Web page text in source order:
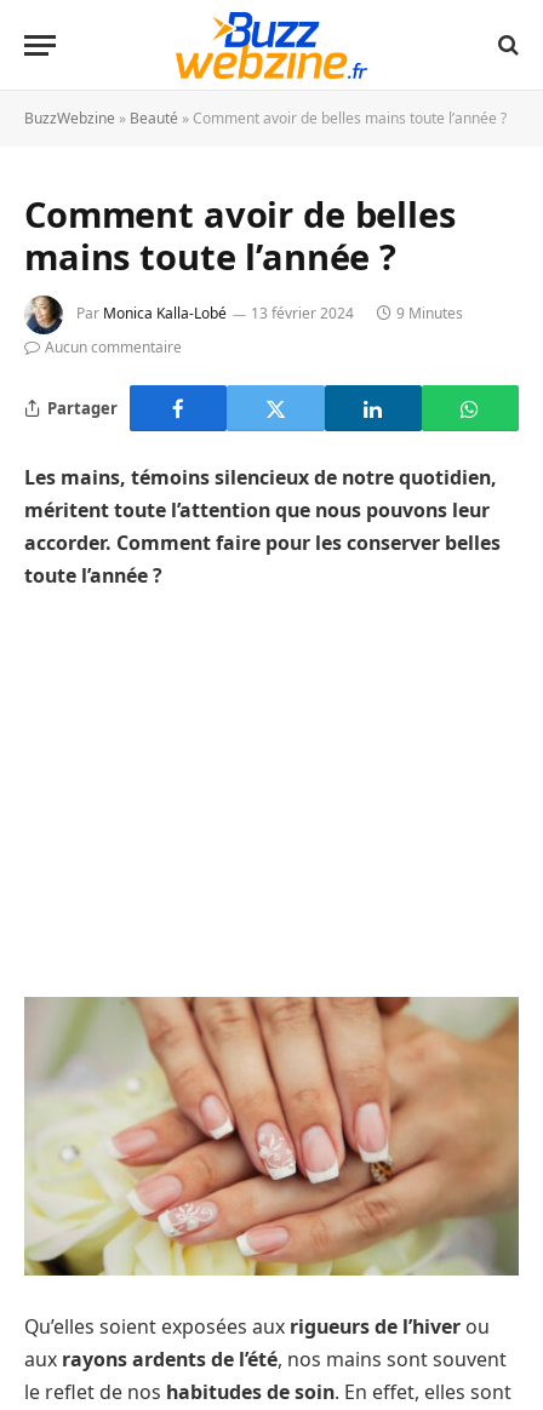
BuzzWebzine » Beauté » Comment avoir de belles mains toute l’année ?
Comment avoir de belles
mains toute l’année ?
Par Monica Kalla-Lobé 13 février 2024
9 Minutes
Aucun commentaire
Partager
Les mains, témoins silencieux de notre quotidien,
méritent toute l’attention que nous pouvons leur
accorder. Comment faire pour les conserver belles
toute l’année ?
Qu’elles soient exposées aux rigueurs de l’hiver ou
aux rayons ardents de l’été, nos mains sont souvent
le reflet de nos habitudes de soin. En effet, elles sont